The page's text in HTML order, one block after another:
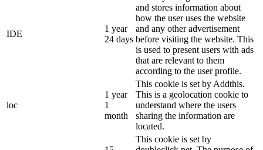
IDE
1 year
24 days
and stores information about
how the user uses the website
and any other advertisement
before visiting the website. This
is used to present users with ads
that are relevant to them
according to the user profile.
loc
1 year
1
month
This cookie is set by Addthis.
This is a geolocation cookie to
understand where the users
sharing the information are
located.
This cookie is set by